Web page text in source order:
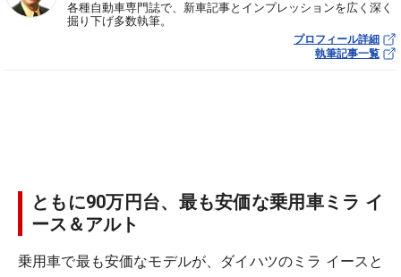
各種自動車専門誌で、新車記事とインプレッションを広く深く
掘り下げ多数執筆。
プロフィール詳細
執筆記事一覧
ともに90万円台、最も安価な乗用車ミラ イ
ース＆アルト
乗用車で最も安価なモデルが、ダイハツのミラ イースと